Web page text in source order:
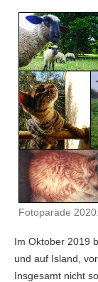
Fotoparade
Im Oktober 2019
und auf Island,
Insgesamt nicht